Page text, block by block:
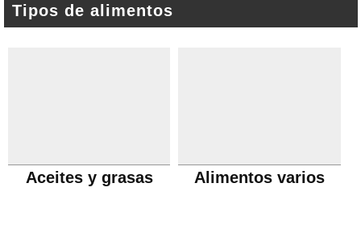
Tipos de alimentos
Aceites y grasas Alimentos varios